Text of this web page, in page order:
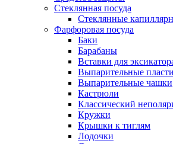
Стеклянная посуда
Стеклянные
Фарфоровая посуда
Баки
Барабаны
Вставки для
Выпарительные
Выпарительные чашки
Кастрюли
Классический
Кружки
Крышки к тиглям
Лодочки